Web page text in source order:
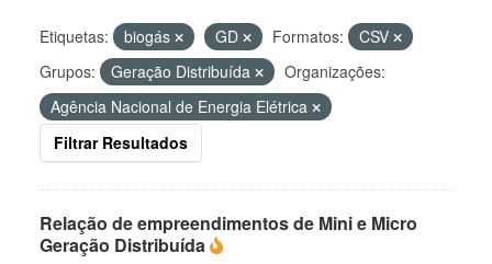
Etiquetas: biogás GD Formatos:
CSV
Grupos:
Geração Distribuída
Organizações:
Agência Nacional de Energia Elétrica
Filtrar Resultados
Relação de empreendimentos de Mini e Micro
Geração Distribuída